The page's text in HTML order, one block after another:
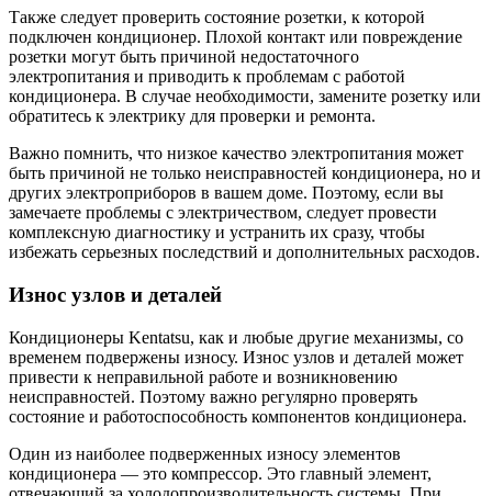
Также следует проверить состояние розетки, к которой
подключен кондиционер. Плохой контакт или повреждение
розетки могут быть причиной недостаточного
электропитания и приводить к проблемам с работой
кондиционера. В случае необходимости, замените розетку или
обратитесь к электрику для проверки и ремонта.
Важно помнить, что низкое качество электропитания может
быть причиной не только неисправностей кондиционера, но и
других электроприборов в вашем доме. Поэтому, если вы
замечаете проблемы с электричеством, следует провести
комплексную диагностику и устранить их сразу, чтобы
избежать серьезных последствий и дополнительных расходов.
Износ узлов и деталей
Кондиционеры Kentatsu, как и любые другие механизмы, со
временем подвержены износу. Износ узлов и деталей может
привести к неправильной работе и возникновению
неисправностей. Поэтому важно регулярно проверять
состояние и работоспособность компонентов кондиционера.
Один из наиболее подверженных износу элементов
кондиционера — это компрессор. Это главный элемент,